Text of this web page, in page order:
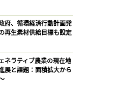
府、循環経済行動計画発
再生素材供給目標も設定
ネラティブ農業の現在地
展と課題：面積拡大から